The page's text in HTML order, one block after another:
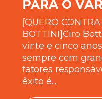
PARA O
[QUERO
BOTTINI]Ciro
vinte e cinco
sempre com
fatores
êxito é...